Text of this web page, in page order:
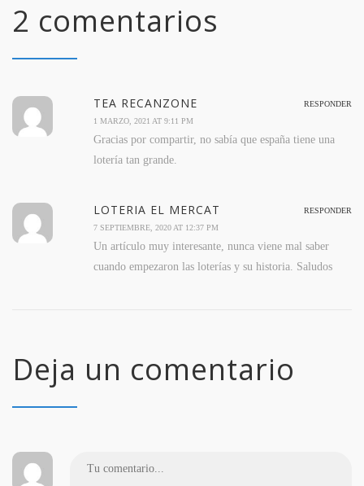
2 comentarios
TEA RECANZONE
RESPONDER
1 MARZO, 2021 AT 9:11 PM
Gracias por compartir, no sabía que españa tiene una
lotería tan grande.
LOTERIA EL MERCAT
RESPONDER
7 SEPTIEMBRE, 2020 AT 12:37 PM
Un artículo muy interesante, nunca viene mal saber
cuando empezaron las loterías y su historia. Saludos
Deja un comentario